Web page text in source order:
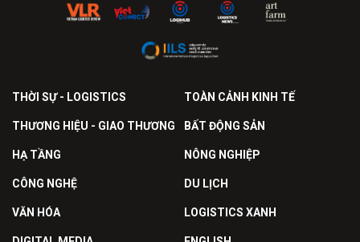
THỜI SỰ - LOGISTICS TOÀN CẢNH KINH TẾ
THƯƠNG HIỆU - GIAO THƯƠNG BẤT ĐỘNG SẢN
HẠ TẦNG NÔNG NGHIỆP
CÔNG NGHỆ DU LỊCH
VĂN HÓA LOGISTICS XANH